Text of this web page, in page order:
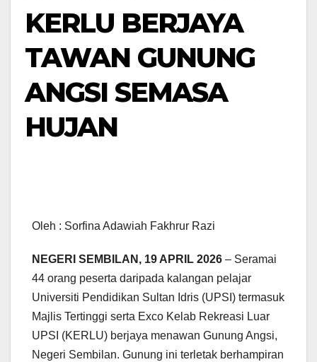
KERLU BERJAYA
TAWAN GUNUNG
ANGSI SEMASA
HUJAN
Oleh : Sorfina Adawiah Fakhrur Razi
NEGERI SEMBILAN, 19 APRIL 2026 – Seramai
44 orang peserta daripada kalangan pelajar
Universiti Pendidikan Sultan Idris (UPSI) termasuk
Majlis Tertinggi serta Exco Kelab Rekreasi Luar
UPSI (KERLU) berjaya menawan Gunung Angsi,
Negeri Sembilan. Gunung ini terletak berhampiran